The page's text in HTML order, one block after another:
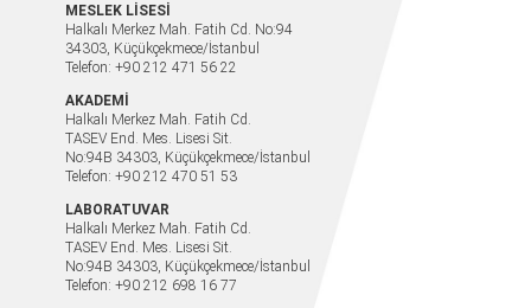
MESLEK LİSESİ
Halkalı Merkez Mah. Fatih Cd. No:94
34303, Küçükçekmece/İstanbul
Telefon: +90 212 471 56 22
AKADEMİ
Halkalı Merkez Mah. Fatih Cd.
TASEV End. Mes. Lisesi Sit.
No:94B 34303, Küçükçekmece/İstanbul
Telefon: +90 212 470 51 53
LABORATUVAR
Halkalı Merkez Mah. Fatih Cd.
TASEV End. Mes. Lisesi Sit.
No:94B 34303, Küçükçekmece/İstanbul
Telefon: +90 212 698 16 77